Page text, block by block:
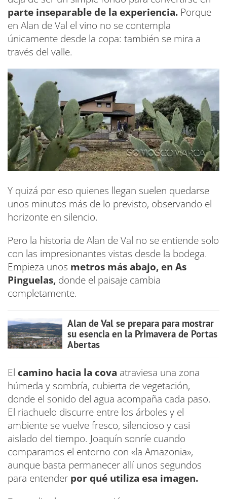
parte inseparable de la experiencia. Porque
en Alan de Val el vino no se contempla
únicamente desde la copa: también se mira a
través del valle.
Y quizá por eso quienes llegan suelen quedarse
unos minutos más de lo previsto, observando el
horizonte en silencio.
Pero la historia de Alan de Val no se entiende solo
con las impresionantes vistas desde la bodega.
Empieza unos metros más abajo, en As
Pinguelas, donde el paisaje cambia
completamente.
Alan de Val se prepara para mostrar
su esencia en la Primavera de Portas
Abertas
El camino hacia la cova atraviesa una zona
húmeda y sombría, cubierta de vegetación,
donde el sonido del agua acompaña cada paso.
El riachuelo discurre entre los árboles y el
ambiente se vuelve fresco, silencioso y casi
aislado del tiempo. Joaquín sonríe cuando
comparamos el entorno con «la Amazonia»,
aunque basta permanecer allí unos segundos
para entender por qué utiliza esa imagen.